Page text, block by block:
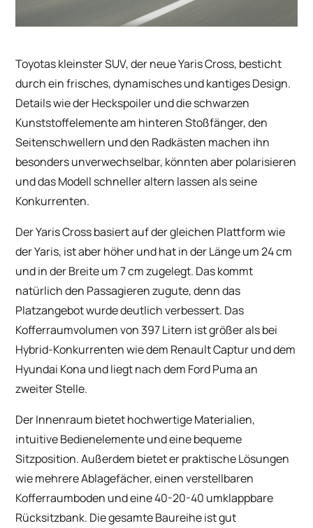
Toyotas kleinster SUV, der neue Yaris Cross, besticht
durch ein frisches, dynamisches und kantiges Design.
Details wie der Heckspoiler und die schwarzen
Kunststoffelemente am hinteren Stoßfänger, den
Seitenschwellern und den Radkästen machen ihn
besonders unverwechselbar, könnten aber polarisieren
und das Modell schneller altern lassen als seine
Konkurrenten.
Der Yaris Cross basiert auf der gleichen Plattform wie
der Yaris, ist aber höher und hat in der Länge um 24 cm
und in der Breite um 7 cm zugelegt. Das kommt
natürlich den Passagieren zugute, denn das
Platzangebot wurde deutlich verbessert. Das
Kofferraumvolumen von 397 Litern ist größer als bei
Hybrid-Konkurrenten wie dem Renault Captur und dem
Hyundai Kona und liegt nach dem Ford Puma an
zweiter Stelle.
Der Innenraum bietet hochwertige Materialien,
intuitive Bedienelemente und eine bequeme
Sitzposition. Außerdem bietet er praktische Lösungen
wie mehrere Ablagefächer, einen verstellbaren
Kofferraumboden und eine 40-20-40 umklappbare
Rücksitzbank. Die gesamte Baureihe ist gut